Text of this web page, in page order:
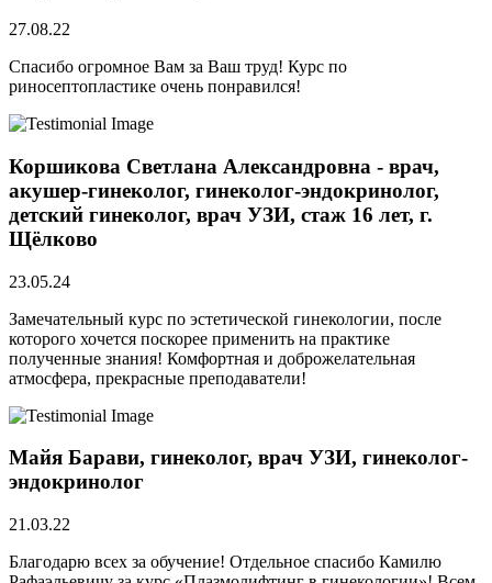
27.08.22
Спасибо огромное Вам за Ваш труд! Курс по
риносептопластике очень понравился!
Коршикова Светлана Александровна - врач,
акушер-гинеколог, гинеколог-эндокринолог,
детский гинеколог, врач УЗИ, стаж 16 лет, г.
Щёлково
23.05.24
Замечательный курс по эстетической гинекологии, после
которого хочется поскорее применить на практике
полученные знания! Комфортная и доброжелательная
атмосфера, прекрасные преподаватели!
Майя Барави, гинеколог, врач УЗИ, гинеколог-
эндокринолог
21.03.22
Благодарю всех за обучение! Отдельное спасибо Камилю